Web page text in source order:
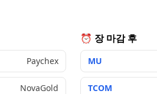
Paychex
NovaGold
⏰ 장 마감 후
MU
TCOM